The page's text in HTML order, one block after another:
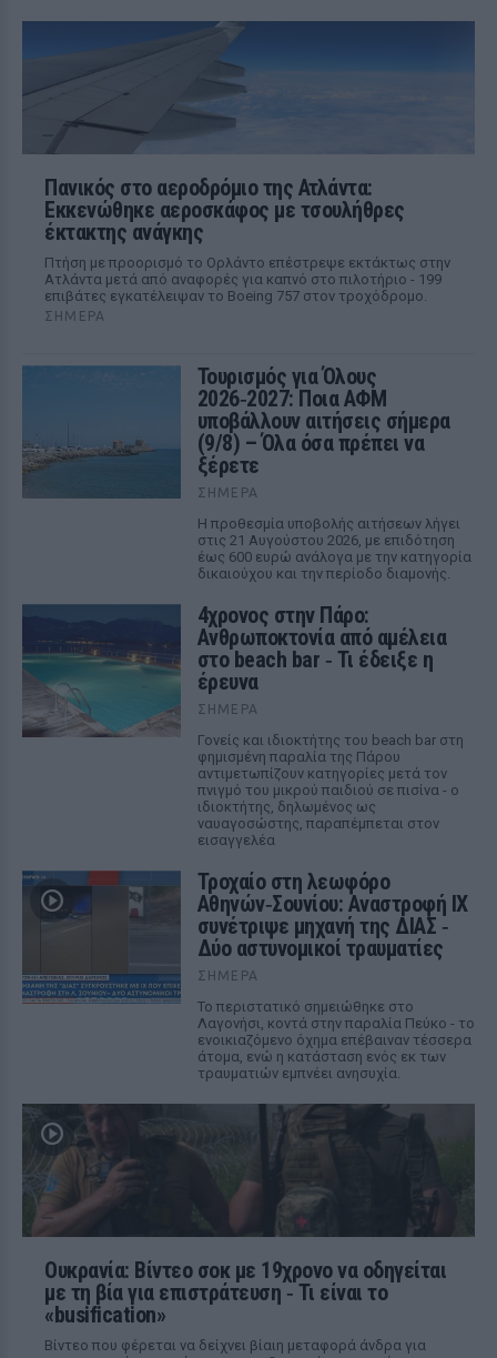
Πανικός στο αεροδρόμιο της Ατλάντα:
Εκκενώθηκε αεροσκάφος με τσουλήθρες
έκτακτης ανάγκης
Πτήση με προορισμό το Ορλάντο επέστρεψε εκτάκτως στην
Ατλάντα μετά από αναφορές για καπνό στο πιλοτήριο - 199
επιβάτες εγκατέλειψαν το Boeing 757 στον τροχόδρομο.
ΣΉΜΕΡΑ
Τουρισμός για Όλους
2026‑2027: Ποια ΑΦΜ
υποβάλλουν αιτήσεις σήμερα
(9/8) – Όλα όσα πρέπει να
ξέρετε
ΣΉΜΕΡΑ
Η προθεσμία υποβολής αιτήσεων λήγει
στις 21 Αυγούστου 2026, με επιδότηση
έως 600 ευρώ ανάλογα με την κατηγορία
δικαιούχου και την περίοδο διαμονής.
4χρονος στην Πάρο:
Ανθρωποκτονία από αμέλεια
στο beach bar ‑ Τι έδειξε η
έρευνα
ΣΉΜΕΡΑ
Γονείς και ιδιοκτήτης του beach bar στη
φημισμένη παραλία της Πάρου
αντιμετωπίζουν κατηγορίες μετά τον
πνιγμό του μικρού παιδιού σε πισίνα - ο
ιδιοκτήτης, δηλωμένος ως
ναυαγοσώστης, παραπέμπεται στον
εισαγγελέα
Τροχαίο στη λεωφόρο
Αθηνών‑Σουνίου: Αναστροφή ΙΧ
συνέτριψε μηχανή της ΔΙΑΣ ‑
Δύο αστυνομικοί τραυματίες
ΣΉΜΕΡΑ
Το περιστατικό σημειώθηκε στο
Λαγονήσι, κοντά στην παραλία Πεύκο - το
ενοικιαζόμενο όχημα επέβαιναν τέσσερα
άτομα, ενώ η κατάσταση ενός εκ των
τραυματιών εμπνέει ανησυχία.
Ουκρανία: Βίντεο σοκ με 19χρονο να οδηγείται
με τη βία για επιστράτευση ‑ Τι είναι το
«busification»
Βίντεο που φέρεται να δείχνει βίαιη μεταφορά άνδρα για